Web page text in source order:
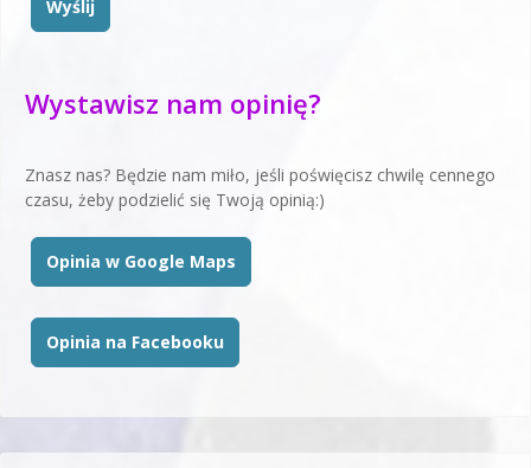
Wyślij
Wystawisz nam opinię?
Znasz nas? Będzie nam miło, jeśli poświęcisz chwilę cennego
czasu, żeby podzielić się Twoją opinią:)
Opinia w Google Maps
Opinia na Facebooku